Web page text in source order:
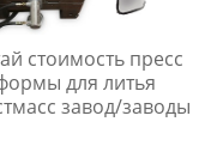
стоимость пресс
для литья
завод/заводы